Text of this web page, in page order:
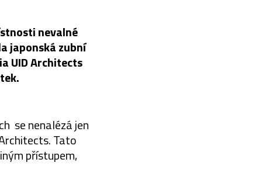
nevalné
japonská zubní
UID Architects
se nenalézá jen
Tato
přístupem,